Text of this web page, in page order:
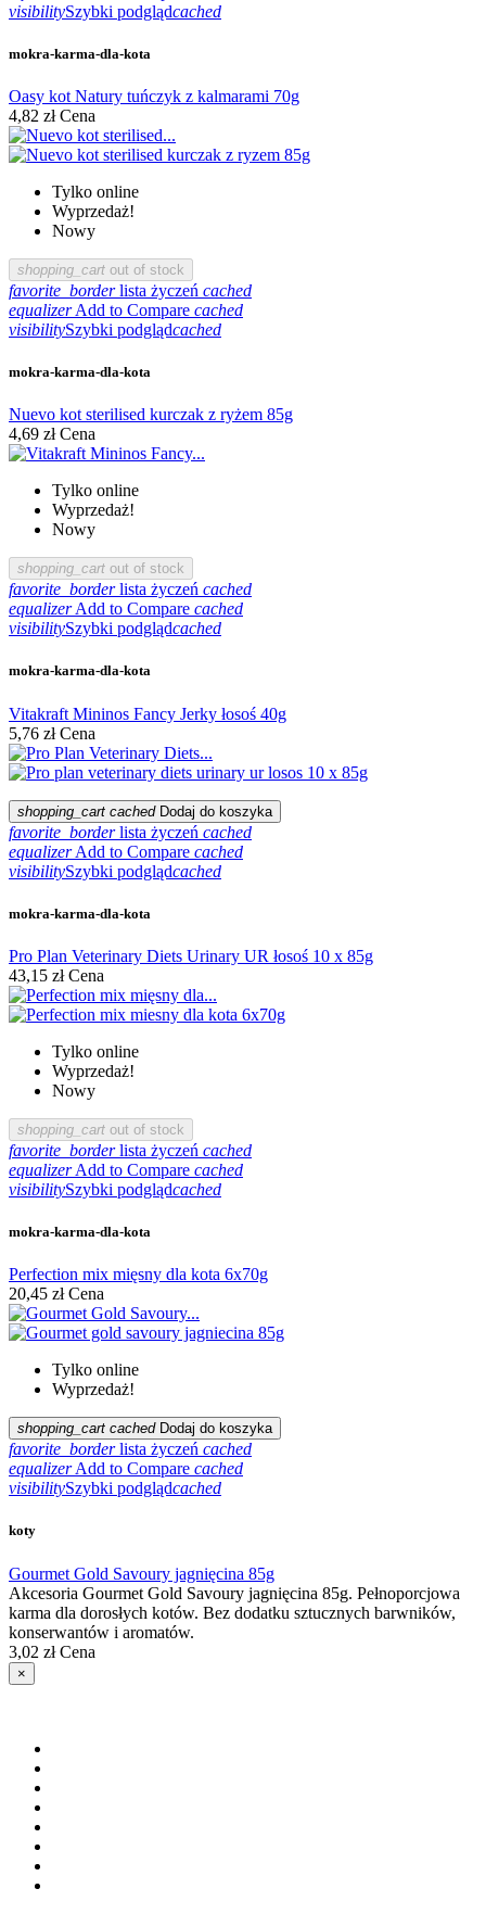
visibilitySzybki podglądcached
mokra-karma-dla-kota
Oasy kot Natury tuńczyk z kalmarami 70g
4,82 zł Cena
Tylko online
Wyprzedaż!
Nowy
shopping_cart out of stock
favorite_border lista życzeń cached
equalizer Add to Compare cached
visibilitySzybki podglądcached
mokra-karma-dla-kota
Nuevo kot sterilised kurczak z ryżem 85g
4,69 zł Cena
Tylko online
Wyprzedaż!
Nowy
shopping_cart out of stock
favorite_border lista życzeń cached
equalizer Add to Compare cached
visibilitySzybki podglądcached
mokra-karma-dla-kota
Vitakraft Mininos Fancy Jerky łosoś 40g
5,76 zł Cena
shopping_cart cached Dodaj do koszyka
favorite_border lista życzeń cached
equalizer Add to Compare cached
visibilitySzybki podglądcached
mokra-karma-dla-kota
Pro Plan Veterinary Diets Urinary UR łosoś 10 x 85g
43,15 zł Cena
Tylko online
Wyprzedaż!
Nowy
shopping_cart out of stock
favorite_border lista życzeń cached
equalizer Add to Compare cached
visibilitySzybki podglądcached
mokra-karma-dla-kota
Perfection mix mięsny dla kota 6x70g
20,45 zł Cena
Tylko online
Wyprzedaż!
shopping_cart cached Dodaj do koszyka
favorite_border lista życzeń cached
equalizer Add to Compare cached
visibilitySzybki podglądcached
koty
Gourmet Gold Savoury jagnięcina 85g
Akcesoria Gourmet Gold Savoury jagnięcina 85g. Pełnoporcjowa
karma dla dorosłych kotów. Bez dodatku sztucznych barwników,
konserwantów i aromatów.
3,02 zł Cena
×